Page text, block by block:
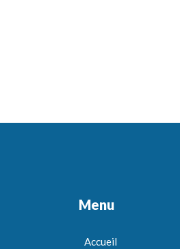
Menu
Accueil